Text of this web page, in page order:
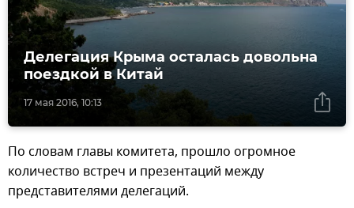
17 мая 2016, 10:13
Делегация Крыма осталась довольна
поездкой в Китай
По словам главы комитета, прошло огромное
количество встреч и презентаций между
представителями делегаций.